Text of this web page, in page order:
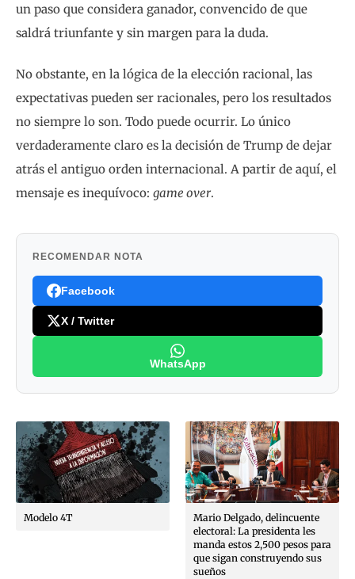
un paso que considera ganador, convencido de que
saldrá triunfante y sin margen para la duda.
No obstante, en la lógica de la elección racional, las
expectativas pueden ser racionales, pero los resultados
no siempre lo son. Todo puede ocurrir. Lo único
verdaderamente claro es la decisión de Trump de dejar
atrás el antiguo orden internacional. A partir de aquí, el
mensaje es inequívoco: game over.
RECOMENDAR NOTA
Facebook
X / Twitter
WhatsApp
Modelo 4T
Mario Delgado, delincuente
electoral: La presidenta les
manda estos 2,500 pesos para
que sigan construyendo sus
sueños